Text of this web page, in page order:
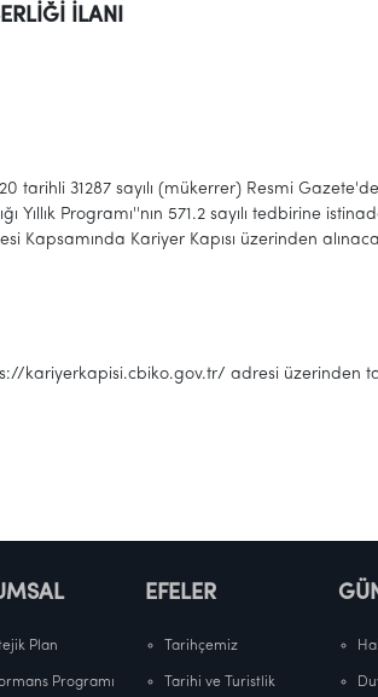
İLANI
31287 sayılı (mükerrer) Resmi Gazete'de
Yıllık Programı''nın 571.2 sayılı tedbirine
Kapsamında Kariyer Kapısı üzerinden
adresi üzerinden
Plan
Programı
EFELER
Tarihçemiz
Tarihi ve Turistlik